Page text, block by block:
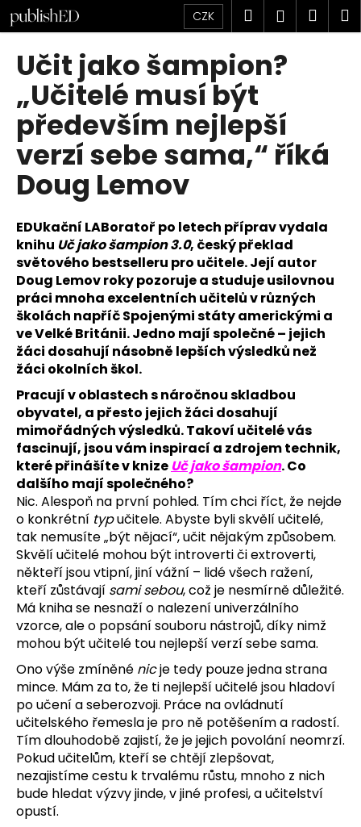
na
obsah
CZK Hledat
Učit jako šampion?
„Učitelé musí být
především nejlepší
verzí sebe sama,“ říká
Doug Lemov
EDUkační LABoratoř po letech příprav vydala
knihu Uč jako šampion 3.0, český překlad
světového bestselleru pro učitele. Její autor
Doug Lemov roky pozoruje a studuje usilovnou
práci mnoha excelentních učitelů v různých
školách napříč Spojenými státy americkými a
ve Velké Británii. Jedno mají společné – jejich
žáci dosahují násobně lepších výsledků než
žáci okolních škol.
Pracují v oblastech s náročnou skladbou
obyvatel, a přesto jejich žáci dosahují
mimořádných výsledků. Takoví učitelé vás
fascinují, jsou vám inspirací a zdrojem technik,
které přinášíte v knize Uč jako šampion. Co
dalšího mají společného?
Nic. Alespoň na první pohled. Tím chci říct, že nejde
o konkrétní typučitele. Abyste byli skvělí učitelé,
tak nemusíte „být nějací“, učit nějakým způsobem.
Skvělí učitelé mohou být introverti či extroverti,
někteří jsou vtipní, jiní vážní – lidé všech ražení,
kteří zůstávají sami sebou, což je nesmírně důležité.
Má kniha se nesnaží o nalezení univerzálního
vzorce, ale o popsání souboru nástrojů, díky nimž
mohou být učitelé tou nejlepší verzí sebe sama.
Ono výše zmíněné nicje tedy pouze jedna strana
mince. Mám za to, že ti nejlepší učitelé jsou hladoví
po učení a seberozvoji. Práce na ovládnutí
učitelského řemesla je pro ně potěšením a radostí.
Tím dlouhodobě zajistí, že je jejich povolání neomrzí.
Pokud učitelům, kteří se chtějí zlepšovat,
nezajistíme cestu k trvalému růstu, mnoho z nich
bude hledat výzvy jinde, v jiné profesi, a učitelství
opustí.
K
o
o
p
o
t
ř
b
u
j
e
t
e
n
a
j
í
t
?
HLEDAT
D
o
p
o
r
u
č
u
j
e
m
e